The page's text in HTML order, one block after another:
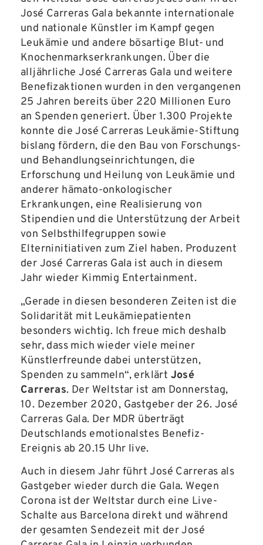
José Carreras Gala bekannte internationale
und nationale Künstler im Kampf gegen
Leukämie und andere bösartige Blut- und
Knochenmarkserkrankungen. Über die
alljährliche José Carreras Gala und weitere
Benefizaktionen wurden in den vergangenen
25 Jahren bereits über 220 Millionen Euro
an Spenden generiert. Über 1.300 Projekte
konnte die José Carreras Leukämie-Stiftung
bislang fördern, die den Bau von Forschungs-
und Behandlungseinrichtungen, die
Erforschung und Heilung von Leukämie und
anderer hämato-onkologischer
Erkrankungen, eine Realisierung von
Stipendien und die Unterstützung der Arbeit
von Selbsthilfegruppen sowie
Elterninitiativen zum Ziel haben. Produzent
der José Carreras Gala ist auch in diesem
Jahr wieder Kimmig Entertainment.
„Gerade in diesen besonderen Zeiten ist die
Solidarität mit Leukämiepatienten
besonders wichtig. Ich freue mich deshalb
sehr, dass mich wieder viele meiner
Künstlerfreunde dabei unterstützen,
Spenden zu sammeln“, erklärt José
Carreras. Der Weltstar ist am Donnerstag,
10. Dezember 2020, Gastgeber der 26. José
Carreras Gala. Der MDR überträgt
Deutschlands emotionalstes Benefiz-
Ereignis ab 20.15 Uhr live.
Auch in diesem Jahr führt José Carreras als
Gastgeber wieder durch die Gala. Wegen
Corona ist der Weltstar durch eine Live-
Schalte aus Barcelona direkt und während
der gesamten Sendezeit mit der José